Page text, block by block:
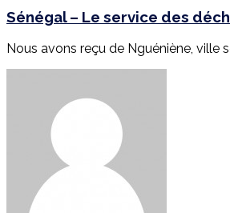
Sénégal – Le service des
Nous avons reçu de Nguéniène, ville